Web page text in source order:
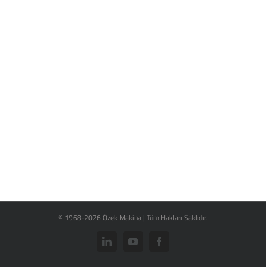
© 1968-2026 Özek Makina | Tüm Hakları Saklıdır.
LinkedInYouTubeFacebook